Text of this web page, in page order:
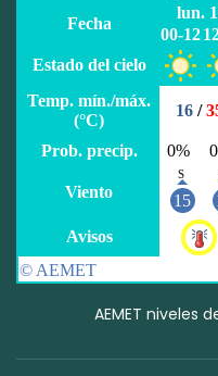
AEMET niveles